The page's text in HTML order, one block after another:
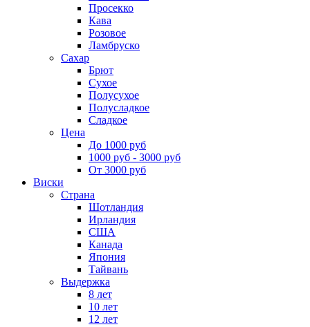
Просекко
Кава
Розовое
Ламбруско
Сахар
Брют
Сухое
Полусухое
Полусладкое
Сладкое
Цена
До 1000 руб
1000 руб - 3000 руб
От 3000 руб
Виски
Страна
Шотландия
Ирландия
США
Канада
Япония
Тайвань
Выдержка
8 лет
10 лет
12 лет